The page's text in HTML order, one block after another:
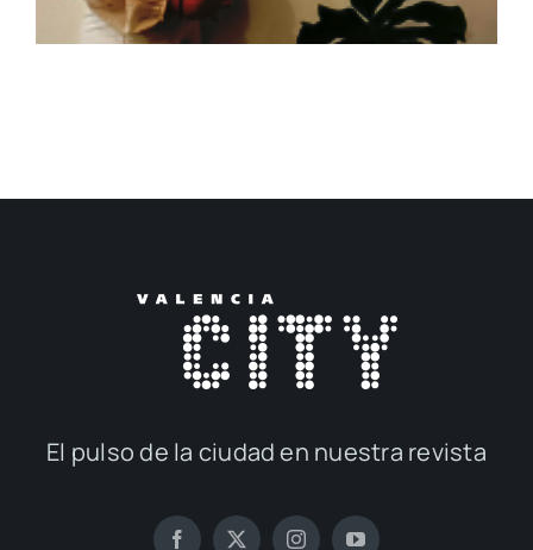
El pul­so de la ciu­dad en nues­tra revis­ta